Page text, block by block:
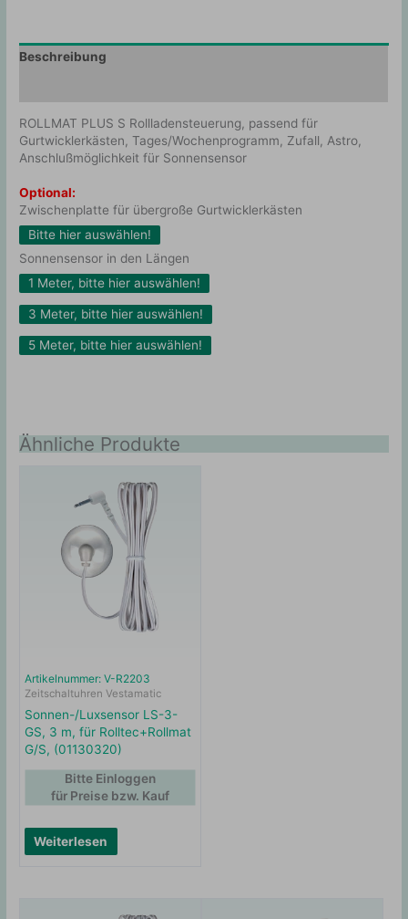
Beschreibung
ROLLMAT PLUS S Rollladensteuerung, passend für
Gurtwicklerkästen, Tages/Wochenprogramm, Zufall, Astro,
Anschlußmöglichkeit für Sonnensensor
Optional:
Zwischenplatte für übergroße Gurtwicklerkästen
Bitte hier auswählen!
Sonnensensor in den Längen
1 Meter, bitte hier auswählen!
3 Meter, bitte hier auswählen!
5 Meter, bitte hier auswählen!
Ähnliche Produkte
Artikelnummer: V-R2203
Zeitschaltuhren Vestamatic
Sonnen-/Luxsensor LS-3-
GS, 3 m, für Rolltec+Rollmat
G/S, (01130320)
Weiterlesen
Bitte Einloggen
für Preise bzw. Kauf